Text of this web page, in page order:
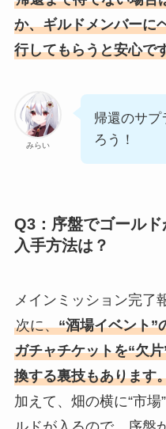
か、ギルドメンバーに
行してもらうと安心で
みらい
帰還のサプ
ろう！
Q3：序盤でゴール
入手方法は？
メインミッション完了
次に、“酒場イベント”
ガチャチケットを“欠
換する裏技もあります
加えて、畑の横に“市